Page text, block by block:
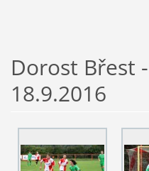
Dorost Břest
18.9.2016